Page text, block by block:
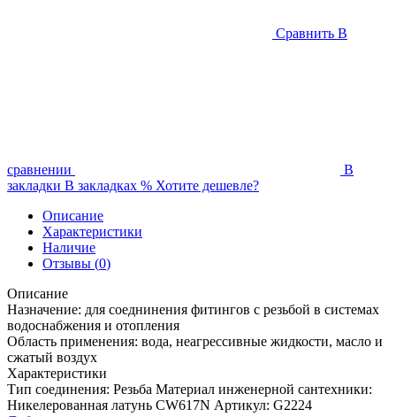
Сравнить В
сравнении
В
закладки В закладках % Хотите дешевле?
Описание
Характеристики
Наличие
Отзывы (0)
Описание
Назначение: для соеднинения фитингов с резьбой в системах
водоснабжения и отопления
Область применения: вода, неагрессивные жидкости, масло и
сжатый воздух
Характеристики
Тип соединения: Резьба Материал инженерной сантехники:
Никелерованная латунь CW617N Артикул: G2224